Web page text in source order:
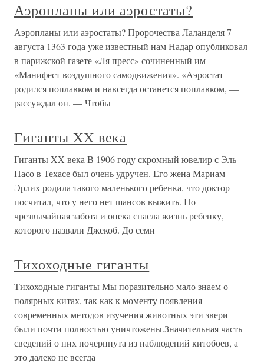
Аэропланы или аэростаты?
Аэропланы или аэростаты? Пророчества Лаланделя 7
августа 1363 года уже известный нам Надар опубликовал
в парижской газете «Ля пресс» сочиненный им
«Манифест воздушного самодвижения». «Аэростат
родился поплавком и навсегда останется поплавком, —
рассуждал он. — Чтобы
Гиганты XX века
Гиганты XX века В 1906 году скромный ювелир с Эль
Пасо в Техасе был очень удручен. Его жена Мариам
Эрлих родила такого маленького ребенка, что доктор
посчитал, что у него нет шансов выжить. Но
чрезвычайная забота и опека спасла жизнь ребенку,
которого назвали Джекоб. До семи
Тихоходные гиганты
Тихоходные гиганты Мы поразительно мало знаем о
полярных китах, так как к моменту появления
современных методов изучения животных эти звери
были почти полностью уничтожены.Значительная часть
сведений о них почерпнута из наблюдений китобоев, а
это далеко не всегда